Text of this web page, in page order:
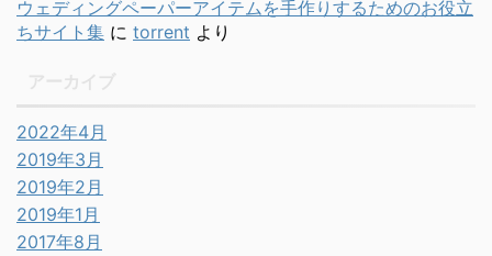
ウェディングペーパーアイテムを手作りするためのお役立
ちサイト集 に torrent より
2022年4月
2019年3月
2019年2月
2019年1月
2017年8月